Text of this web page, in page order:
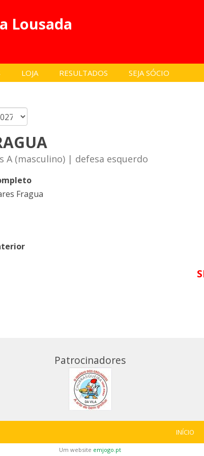
Lousada
LOJA RESULTADOS SEJA SÓCIO
A (masculino) | defesa esquerdo
Fragua
Patrocinadores
INÍCIO
Um website emjogo.pt